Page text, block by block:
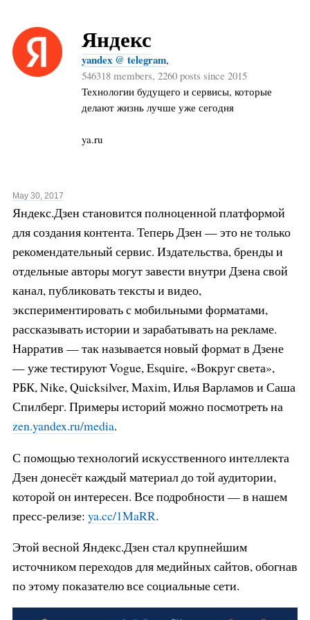
Яндекс
yandex @ telegram,
546318 members, 2260 posts since 2015
Технологии будущего и сервисы, которые
делают жизнь лучше уже сегодня
ya.ru
May 30, 2017
Яндекс.Дзен становится полноценной платформой
для создания контента. Теперь Дзен — это не только
рекомендательный сервис. Издательства, бренды и
отдельные авторы могут завести внутри Дзена свой
канал, публиковать тексты и видео,
экспериментировать с мобильными форматами,
рассказывать истории и зарабатывать на рекламе.
Нарратив — так называется новый формат в Дзене
— уже тестируют Vogue, Esquire, «Вокруг света»,
РБК, Nike, Quicksilver, Maxim, Илья Варламов и Саша
Спилберг. Примеры историй можно посмотреть на
zen.yandex.ru/media.
С помощью технологий искусственного интеллекта
Дзен донесёт каждый материал до той аудитории,
которой он интересен. Все подробности — в нашем
пресс-релизе: ya.cc/1MaRR.
Этой весной Яндекс.Дзен стал крупнейшим
источником переходов для медийных сайтов, обогнав
по этому показателю все социальные сети.